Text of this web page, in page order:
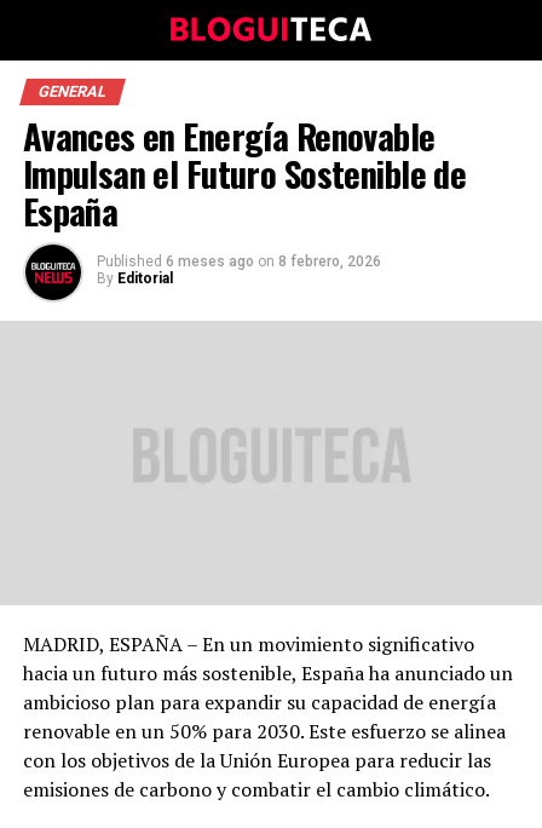
GENERAL
Avances en Energía Renovable
Impulsan el Futuro Sostenible de
España
Published 6 meses ago on 8 febrero, 2026
By Editorial
MADRID, ESPAÑA – En un movimiento significativo
hacia un futuro más sostenible, España ha anunciado un
ambicioso plan para expandir su capacidad de energía
renovable en un 50% para 2030. Este esfuerzo se alinea
con los objetivos de la Unión Europea para reducir las
emisiones de carbono y combatir el cambio climático.